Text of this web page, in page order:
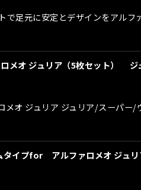
足元に安定とデザインをアル
オ ジュリア（5枚セット） ジ
ジュリア ジュリア/スーパー/
イプfor アルファロメオ ジュ